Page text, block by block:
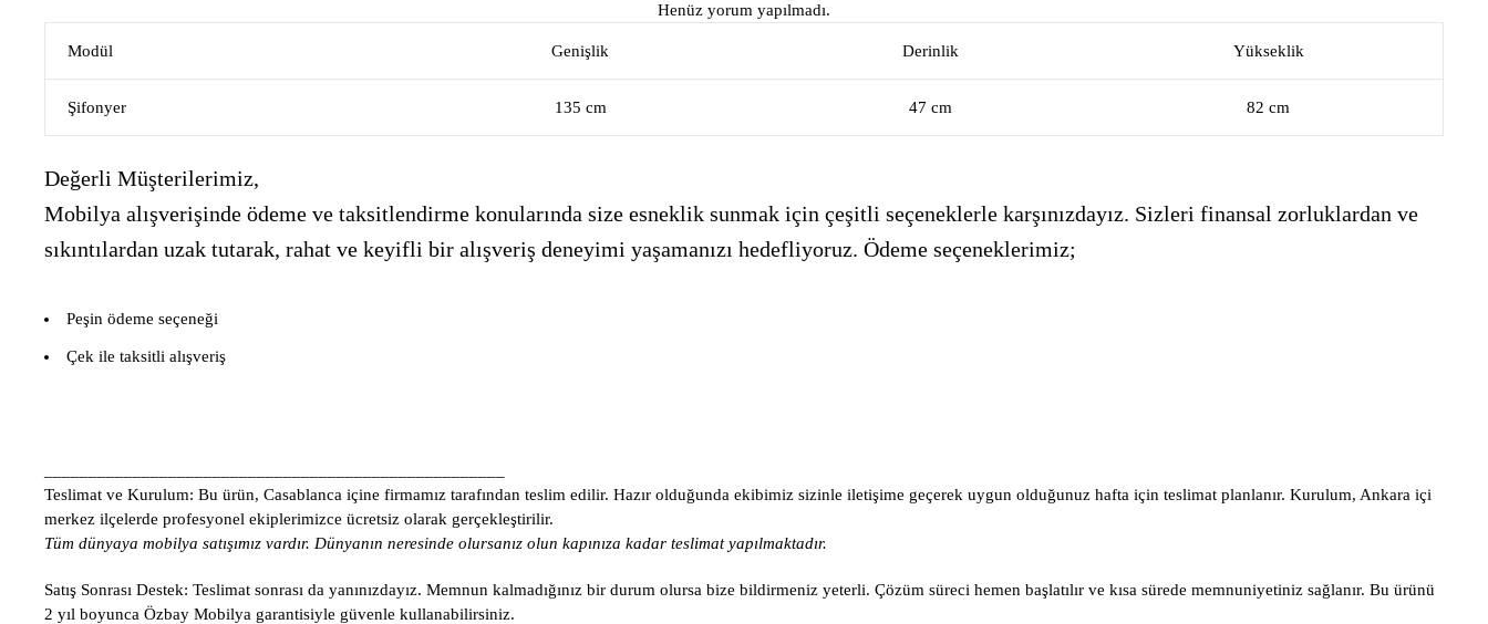
Henüz yorum yapılmadı.
Modül Genişlik Derinlik Yükseklik
Şifonyer 135 cm 47 cm 82 cm
Değerli Müşterilerimiz,
Mobilya alışverişinde ödeme ve taksitlendirme konularında size esneklik sunmak için çeşitli seçeneklerle karşınızdayız. Sizleri finansal zorluklardan ve
sıkıntılardan uzak tutarak, rahat ve keyifli bir alışveriş deneyimi yaşamanızı hedefliyoruz. Ödeme seçeneklerimiz;
Peşin ödeme seçeneği
Çek ile taksitli alışveriş
Teslimat ve Kurulum: Bu ürün, Casablanca içine firmamız tarafından teslim edilir. Hazır olduğunda ekibimiz sizinle iletişime geçerek uygun olduğunuz hafta için teslimat planlanır. Kurulum, Ankara içi
merkez ilçelerde profesyonel ekiplerimizce ücretsiz olarak gerçekleştirilir.
Tüm dünyaya mobilya satışımız vardır. Dünyanın neresinde olursanız olun kapınıza kadar teslimat yapılmaktadır.
Satış Sonrası Destek: Teslimat sonrası da yanınızdayız. Memnun kalmadığınız bir durum olursa bize bildirmeniz yeterli. Çözüm süreci hemen başlatılır ve kısa sürede memnuniyetiniz sağlanır. Bu ürünü
2 yıl boyunca Özbay Mobilya garantisiyle güvenle kullanabilirsiniz.